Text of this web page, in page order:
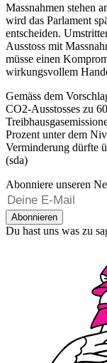
Massnahmen stehen
wird das Parlament
entscheiden.
Ausstoss mit
müsse einen
wirkungsvollem
Gemäss dem
CO2-Ausstosses zu
Prozent unter dem
Verminderung dürfte
(sda)
Abonniere unseren
Abonnieren
Du hast uns was zu